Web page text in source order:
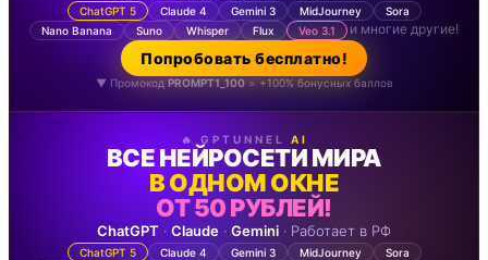
ChatGPT 5 Claude 4 Gemini 3 MidJourney
Sora
Nano Banana
Suno Whisper Flux Veo 3.1 и многие другие!
Попробовать бесплатно!
▼ Промокод PROMPT1_100= +100% бонусных баллов
🔥 GPTUNNEL AI
ВСЕ НЕЙРОСЕТИ МИРА
В ОДНОМ ОКНЕ
ОТ 50 РУБЛЕЙ!
ChatGPT · Claude · Gemini · Работает в РФ
ChatGPT 5 Claude 4 Gemini 3 MidJourney
Sora